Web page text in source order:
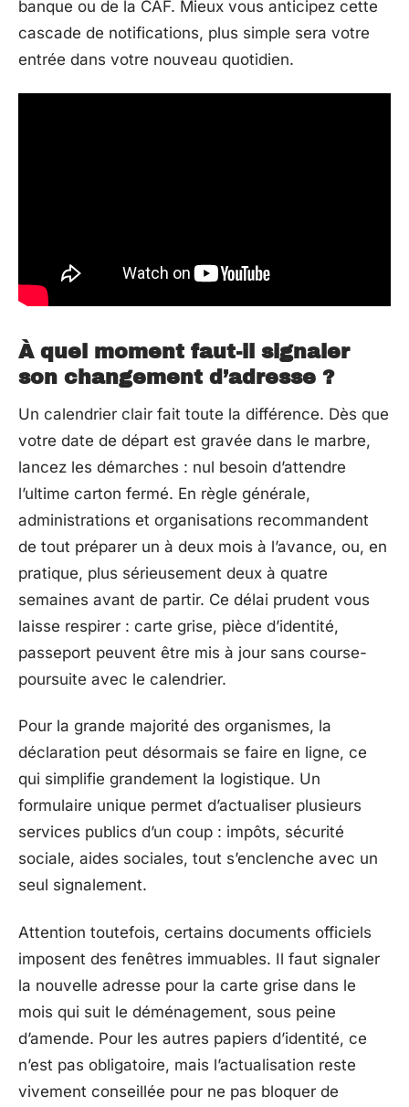
banque ou de la CAF. Mieux vous anticipez cette
cascade de notifications, plus simple sera votre
entrée dans votre nouveau quotidien.
À quel moment faut-il signaler
son changement d’adresse ?
Un calendrier clair fait toute la différence. Dès que
votre date de départ est gravée dans le marbre,
lancez les démarches : nul besoin d’attendre
l’ultime carton fermé. En règle générale,
administrations et organisations recommandent
de tout préparer un à deux mois à l’avance, ou, en
pratique, plus sérieusement deux à quatre
semaines avant de partir. Ce délai prudent vous
laisse respirer : carte grise, pièce d’identité,
passeport peuvent être mis à jour sans course-
poursuite avec le calendrier.
Pour la grande majorité des organismes, la
déclaration peut désormais se faire en ligne, ce
qui simplifie grandement la logistique. Un
formulaire unique permet d’actualiser plusieurs
services publics d’un coup : impôts, sécurité
sociale, aides sociales, tout s’enclenche avec un
seul signalement.
Attention toutefois, certains documents officiels
imposent des fenêtres immuables. Il faut signaler
la nouvelle adresse pour la carte grise dans le
mois qui suit le déménagement, sous peine
d’amende. Pour les autres papiers d’identité, ce
n’est pas obligatoire, mais l’actualisation reste
vivement conseillée pour ne pas bloquer de